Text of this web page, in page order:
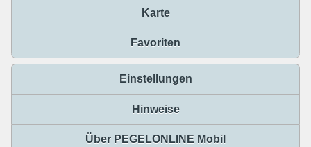
Karte
Favoriten
Einstellungen
Hinweise
Über PEGELONLINE Mobil